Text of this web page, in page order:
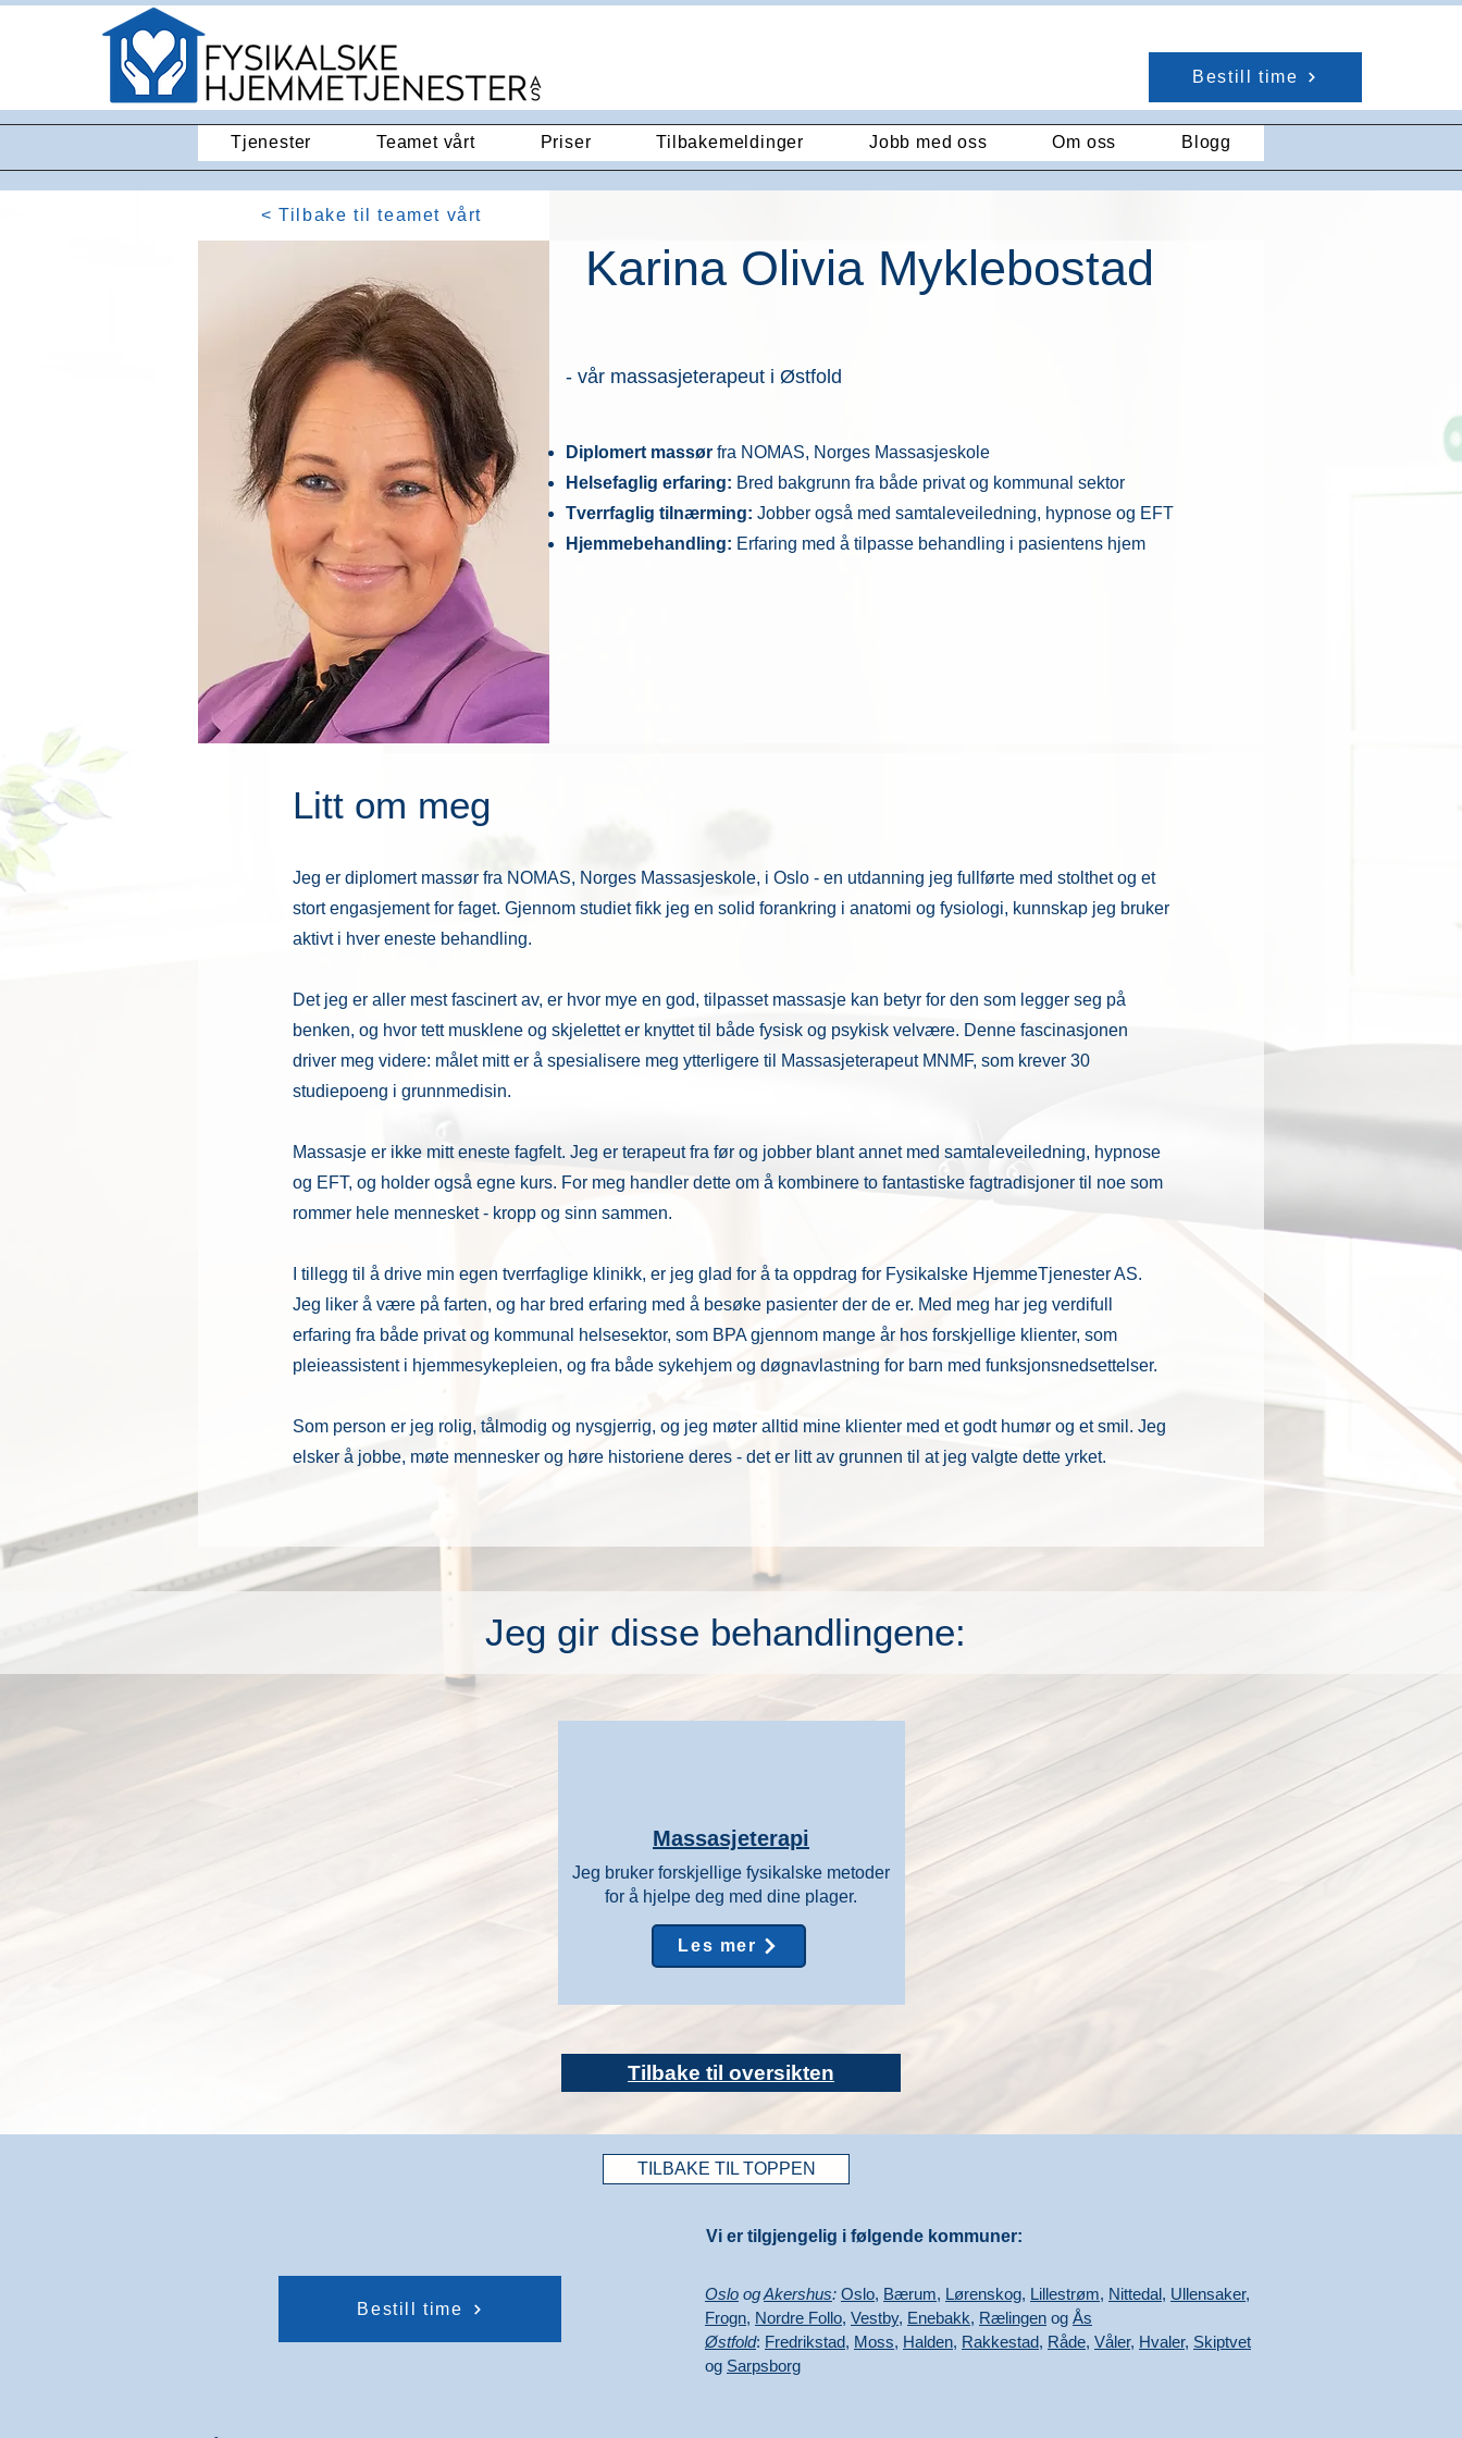
Bestill time
Tjenester Teamet vårt Priser Tilbakemeldinger Jobb med oss Om oss Blogg
< Tilbake til teamet vårt
Karina Olivia Myklebostad
- vår massasjeterapeut i Østfold
Diplomert massør fra NOMAS, Norges Massasjeskole
Helsefaglig erfaring: Bred bakgrunn fra både privat og kommunal sektor
Tverrfaglig tilnærming: Jobber også med samtaleveiledning, hypnose og EFT
Hjemmebehandling: Erfaring med å tilpasse behandling i pasientens hjem
Litt om meg
Jeg er diplomert massør fra NOMAS, Norges Massasjeskole, i Oslo - en utdanning jeg fullførte med stolthet og et
stort engasjement for faget. Gjennom studiet fikk jeg en solid forankring i anatomi og fysiologi, kunnskap jeg bruker
aktivt i hver eneste behandling.
Det jeg er aller mest fascinert av, er hvor mye en god, tilpasset massasje kan betyr for den som legger seg på
benken, og hvor tett musklene og skjelettet er knyttet til både fysisk og psykisk velvære. Denne fascinasjonen
driver meg videre: målet mitt er å spesialisere meg ytterligere til Massasjeterapeut MNMF, som krever 30
studiepoeng i grunnmedisin.
Massasje er ikke mitt eneste fagfelt. Jeg er terapeut fra før og jobber blant annet med samtaleveiledning, hypnose
og EFT, og holder også egne kurs. For meg handler dette om å kombinere to fantastiske fagtradisjoner til noe som
rommer hele mennesket - kropp og sinn sammen.
I tillegg til å drive min egen tverrfaglige klinikk, er jeg glad for å ta oppdrag for Fysikalske HjemmeTjenester AS.
Jeg liker å være på farten, og har bred erfaring med å besøke pasienter der de er. Med meg har jeg verdifull
erfaring fra både privat og kommunal helsesektor, som BPA gjennom mange år hos forskjellige klienter, som
pleieassistent i hjemmesykepleien, og fra både sykehjem og døgnavlastning for barn med funksjonsnedsettelser.
Som person er jeg rolig, tålmodig og nysgjerrig, og jeg møter alltid mine klienter med et godt humør og et smil. Jeg
elsker å jobbe, møte mennesker og høre historiene deres - det er litt av grunnen til at jeg valgte dette yrket.
Jeg gir disse behandlingene:
Massasjeterapi
Jeg bruker forskjellige fysikalske metoder
for å hjelpe deg med dine plager.
Les mer
Tilbake til oversikten
TILBAKE TIL TOPPEN
Vi er tilgjengelig i følgende kommuner:
Bestill time
Oslo ogAkershus: Oslo, Bærum, Lørenskog, Lillestrøm, Nittedal, Ullensaker,
Frogn, Nordre Follo, Vestby, Enebakk, Rælingen og Ås
Østfold: Fredrikstad, Moss, Halden, Rakkestad, Råde, Våler, Hvaler, Skiptvet
og Sarpsborg